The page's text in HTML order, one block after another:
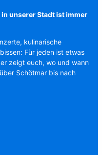
unserer Stadt ist immer
kulinarische
Für jeden ist etwas
zeigt euch, wo und wann
Schötmar bis nach